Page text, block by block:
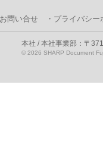
お問い合せ ・プライバシ
本社 / 本社事業部：〒
© 2026 SHARP Document